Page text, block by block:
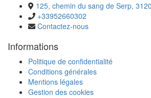
125, chemin du sang de Serp,
+33952660302
Contactez-nous
Informations
Politique de confidentialité
Conditions générales
Mentions légales
Gestion des cookies